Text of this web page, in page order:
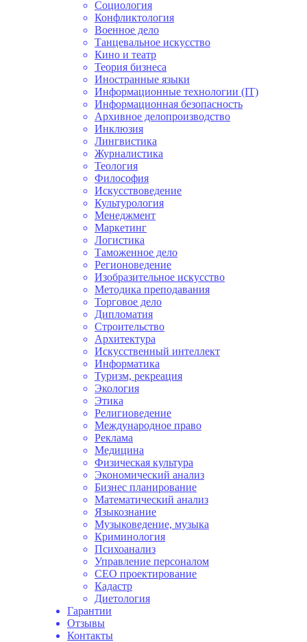
Социология
Конфликтология
Военное дело
Танцевальное искусство
Кино и театр
Теория бизнеса
Иностранные языки
Информационные технологии (IT)
Информационная безопасность
Архивное делопроизводство
Инклюзия
Лингвистика
Журналистика
Теология
Философия
Искусствоведение
Культурология
Менеджмент
Маркетинг
Логистика
Таможенное дело
Регионоведение
Изобразительное искусство
Методика преподавания
Торговое дело
Дипломатия
Строительство
Архитектура
Искусственный интеллект
Информатика
Туризм, рекреация
Экология
Этика
Религиоведение
Международное право
Реклама
Медицина
Физическая культура
Экономический анализ
Бизнес планирование
Математический анализ
Языкознание
Музыковедение, музыка
Криминология
Психоанализ
Управление персоналом
СЕО проектирование
Кадастр
Диетология
Гарантии
Отзывы
Контакты